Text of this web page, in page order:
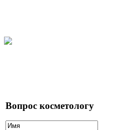
Вопрос косметологу